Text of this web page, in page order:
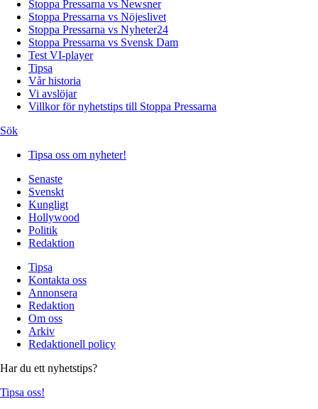
Stoppa Pressarna vs Newsner
Stoppa Pressarna vs Nöjeslivet
Stoppa Pressarna vs Nyheter24
Stoppa Pressarna vs Svensk Dam
Test VI-player
Tipsa
Vår historia
Vi avslöjar
Villkor för nyhetstips till Stoppa Pressarna
Sök
Tipsa oss om nyheter!
Senaste
Svenskt
Kungligt
Hollywood
Politik
Redaktion
Tipsa
Kontakta oss
Annonsera
Redaktion
Om oss
Arkiv
Redaktionell policy
Har du ett nyhetstips?
Tipsa oss!